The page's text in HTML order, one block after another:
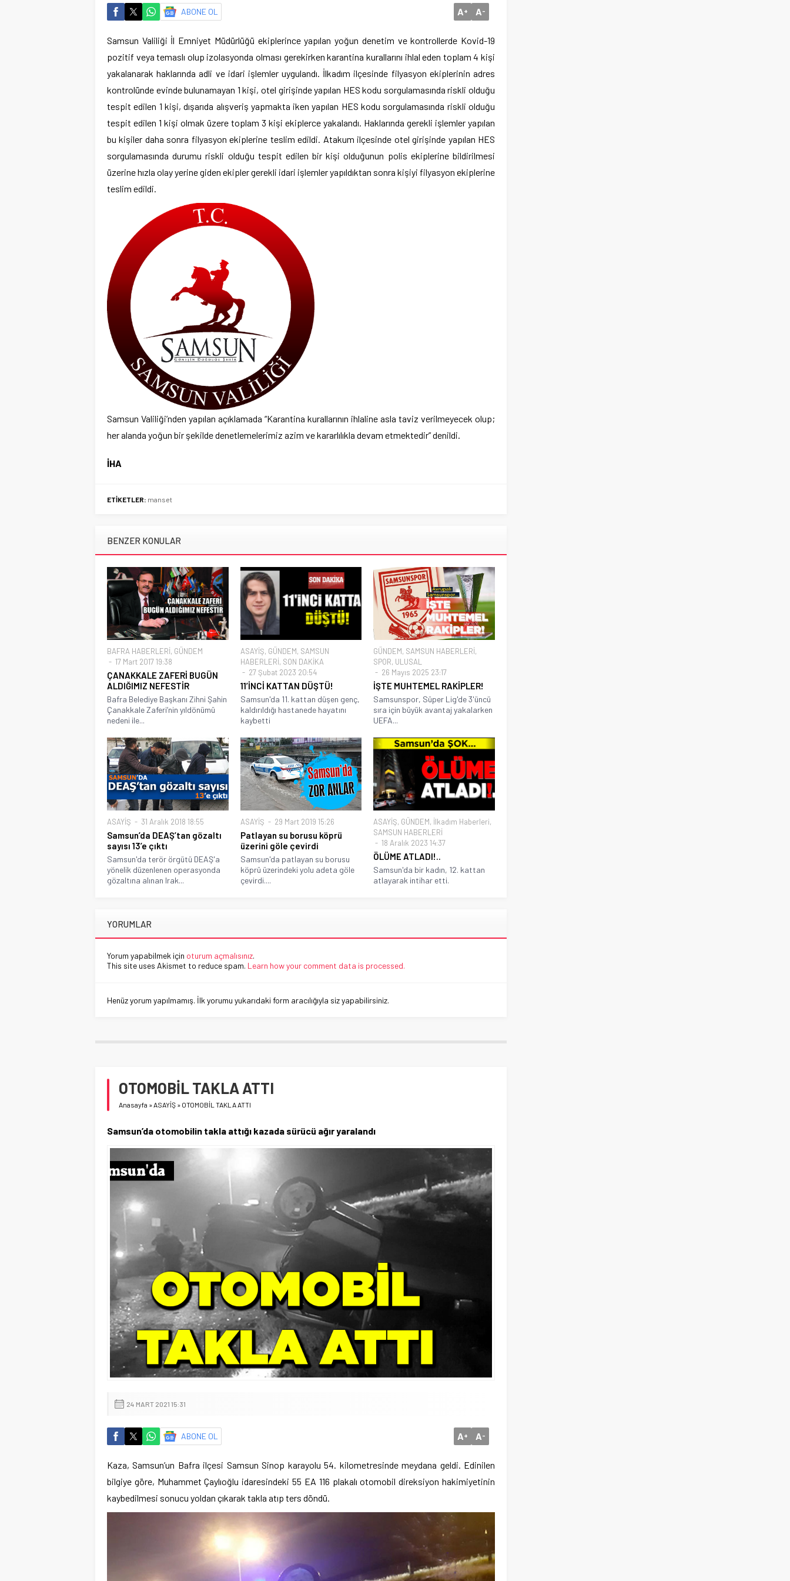
ABONE OL A+ A-
Samsun Valiliği İl Emniyet Müdürlüğü ekiplerince yapılan yoğun denetim ve kontrollerde Kovid-19
pozitif veya temaslı olup izolasyonda olması gerekirken karantina kurallarını ihlal eden toplam 4 kişi
yakalanarak haklarında adli ve idari işlemler uygulandı. İlkadım ilçesinde filyasyon ekiplerinin adres
kontrolünde evinde bulunamayan 1 kişi, otel girişinde yapılan HES kodu sorgulamasında riskli olduğu
tespit edilen 1 kişi, dışarıda alışveriş yapmakta iken yapılan HES kodu sorgulamasında riskli olduğu
tespit edilen 1 kişi olmak üzere toplam 3 kişi ekiplerce yakalandı. Haklarında gerekli işlemler yapılan
bu kişiler daha sonra filyasyon ekiplerine teslim edildi. Atakum ilçesinde otel girişinde yapılan HES
sorgulamasında durumu riskli olduğu tespit edilen bir kişi olduğunun polis ekiplerine bildirilmesi
üzerine hızla olay yerine giden ekipler gerekli idari işlemler yapıldıktan sonra kişiyi filyasyon ekiplerine
teslim edildi.
Samsun Valiliği’nden yapılan açıklamada “Karantina kurallarının ihlaline asla taviz verilmeyecek olup;
her alanda yoğun bir şekilde denetlemelerimiz azim ve kararlılıkla devam etmektedir” denildi.
İHA
ETİKETLER: manset
BENZER KONULAR
BAFRA HABERLERİ, GÜNDEM
17 Mart 2017 19:38
ÇANAKKALE ZAFERİ BUGÜN
ALDIĞIMIZ NEFESTİR
Bafra Belediye Başkanı Zihni Şahin
Çanakkale Zaferi’nin yıldönümü
nedeni ile...
ASAYİŞ, GÜNDEM, SAMSUN
HABERLERİ, SON DAKİKA
27 Şubat 2023 20:54
11’İNCİ KATTAN DÜŞTÜ!
Samsun'da 11. kattan düşen genç,
kaldırıldığı hastanede hayatını
kaybetti
GÜNDEM, SAMSUN HABERLERİ,
SPOR, ULUSAL
26 Mayıs 2025 23:17
İŞTE MUHTEMEL RAKİPLER!
Samsunspor, Süper Lig'de 3'üncü
sıra için büyük avantaj yakalarken
UEFA...
ASAYİŞ 31 Aralık 2018 18:55
Samsun’da DEAŞ’tan gözaltı
sayısı 13’e çıktı
Samsun'da terör örgütü DEAŞ'a
yönelik düzenlenen operasyonda
gözaltına alınan Irak...
ASAYİŞ 29 Mart 2019 15:26
Patlayan su borusu köprü
üzerini göle çevirdi
Samsun'da patlayan su borusu
köprü üzerindeki yolu adeta göle
çevirdi....
ASAYİŞ, GÜNDEM, İlkadım Haberleri,
SAMSUN HABERLERİ
18 Aralık 2023 14:37
ÖLÜME ATLADI!..
Samsun'da bir kadın, 12. kattan
atlayarak intihar etti.
YORUMLAR
Yorum yapabilmek için oturum açmalısınız.
This site uses Akismet to reduce spam. Learn how your comment data is processed.
Henüz yorum yapılmamış. İlk yorumu yukarıdaki form aracılığıyla siz yapabilirsiniz.
OTOMOBİL TAKLA ATTI
Anasayfa »ASAYİŞ » OTOMOBİL TAKLA ATTI
Samsun’da otomobilin takla attığı kazada sürücü ağır yaralandı
24 MART 2021 15:31
ABONE OL A+ A-
Kaza, Samsun’un Bafra ilçesi Samsun Sinop karayolu 54. kilometresinde meydana geldi. Edinilen
bilgiye göre, Muhammet Çaylıoğlu idaresindeki 55 EA 116 plakalı otomobil direksiyon hakimiyetinin
kaybedilmesi sonucu yoldan çıkarak takla atıp ters döndü.